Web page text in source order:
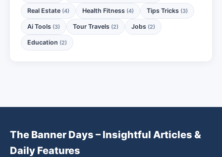
Real Estate (4) Health Fitness (4) Tips Tricks (3)
Ai Tools (3) Tour Travels (2) Jobs (2)
Education (2)
The Banner Days – Insightful Articles &
Daily Features